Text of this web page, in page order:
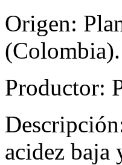
Origen:
(Colombia).
Productor:
acidez baja